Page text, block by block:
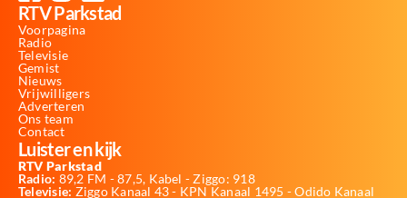
RTV Parkstad
Voorpagina
Radio
Televisie
Gemist
Nieuws
Vrijwilligers
Adverteren
Ons team
Contact
Luister en kijk
RTV Parkstad
Radio: 89,2 FM - 87,5, Kabel - Ziggo: 918
Televisie: Ziggo Kanaal 43 - KPN Kanaal 1495 - Odido Kanaal